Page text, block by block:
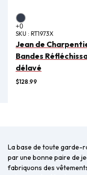
SKU : RT1973X
Jean de
Bandes
délavé
$128.99
La base de toute garde-
par une bonne paire de
fabriquons des